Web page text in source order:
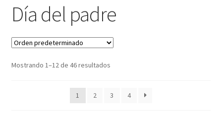
Sellos
Kit de sellos
Tintas y almohadillas
Día del padre
Mostrando 1–12 de 46 resultados
1 2 3 4